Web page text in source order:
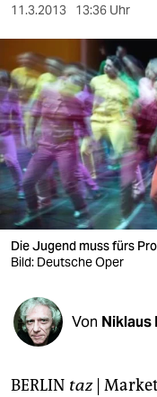
sport
berlin
nord
wahrheit
verlag
verlag
veranstaltungen
shop
fragen & hilfe
unterstützen
11.3.2013 13:36 Uhr
Die Jugend muss fürs
Bild: Deutsche Oper
Von Niklaus
BERLIN taz|